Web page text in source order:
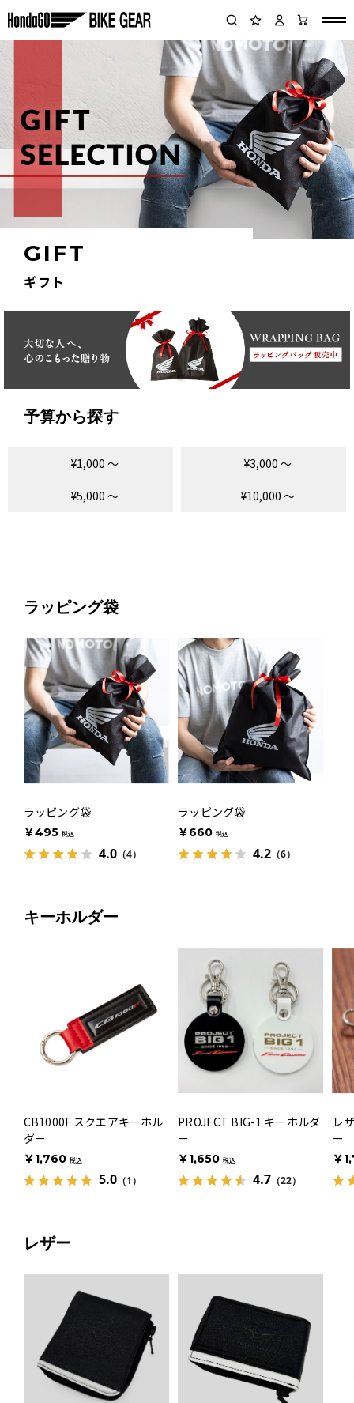
GIFT
ギフト
予算から探す
¥1,000 ～ ¥3,000 ～
¥5,000 ～ ¥10,000 ～
ラッピング袋
ラッピング袋
￥495 税込
4.0 （4）
ラッピング袋
￥660 税込
4.2 （6）
キーホルダー
CB1000F スクエアキーホル
ダー
￥1,760 税込
5.0 （1）
PROJECT BIG-1 キーホルダ
ー
￥1,650 税込
4.7 （22）
レ
ー
￥
レザー